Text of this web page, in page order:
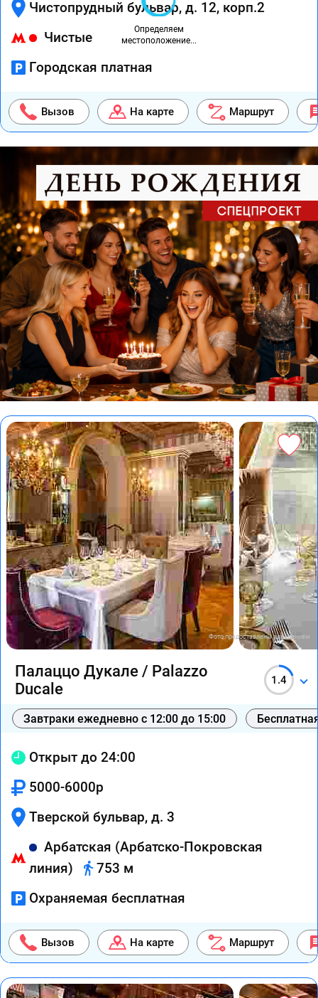
Чистопрудный бульвар, д. 12, корп.2
Чистые пруды
524 м
Городская платная
Вызов На карте Маршрут
Фото предоставлены заведением
Палаццо Дукале / Palazzo
Ducale
1.4
Завтраки ежедневно с 12:00 до 15:00
Открыт до 24:00
5000-6000р
Тверской бульвар, д. 3
Арбатская (Арбатско-Покровская
линия)
753 м
Охраняемая бесплатная
Вызов На карте Маршрут
Определяем
местоположение...